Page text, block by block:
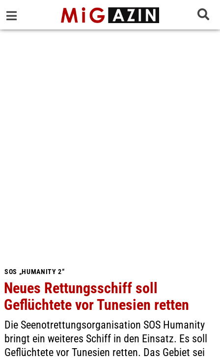
SOS „HUMANITY 2“
Neues Rettungsschiff soll
Geflüchtete vor Tunesien retten
Die Seenotrettungsorganisation SOS Humanity
bringt ein weiteres Schiff in den Einsatz. Es soll
Geflüchtete vor Tunesien retten. Das Gebiet sei